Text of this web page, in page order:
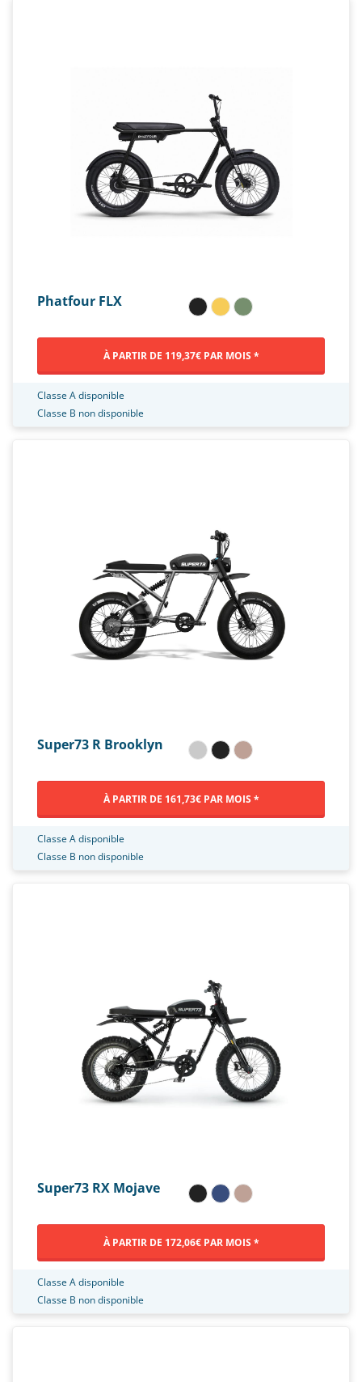
Phatfour FLX
À PARTIR DE 119,37€ PAR MOIS *
Classe A disponible
Classe B non disponible
Super73 R Brooklyn
À PARTIR DE 161,73€ PAR MOIS *
Classe A disponible
Classe B non disponible
Super73 RX Mojave
À PARTIR DE 172,06€ PAR MOIS *
Classe A disponible
Classe B non disponible